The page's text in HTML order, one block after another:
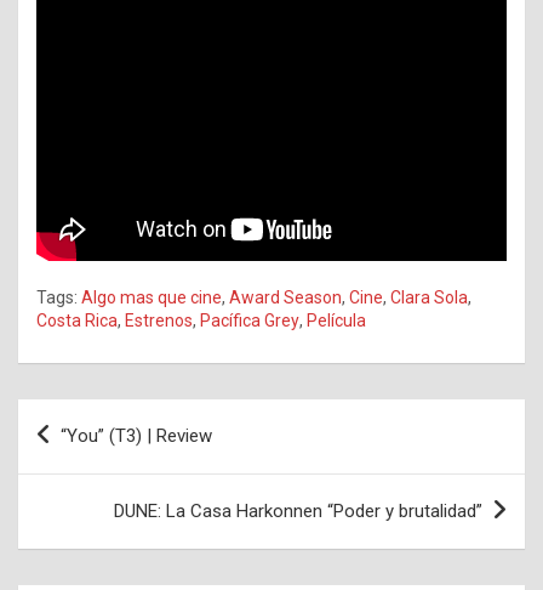
Tags: Algo mas que cine, Award Season, Cine, Clara Sola,
Costa Rica, Estrenos, Pacífica Grey, Película
Navegación
de
“You” (T3) | Review
DUNE: La Casa Harkonnen “Poder y brutalidad”